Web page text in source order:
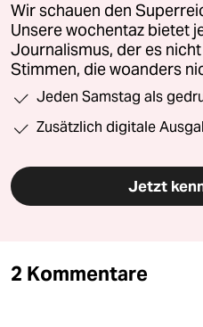
Wir schauen den
Unsere wochentaz bietet
Journalismus, der es
Stimmen, die woanders
Jeden Samstag als
Zusätzlich digitale
Jetzt
2 Kommentare